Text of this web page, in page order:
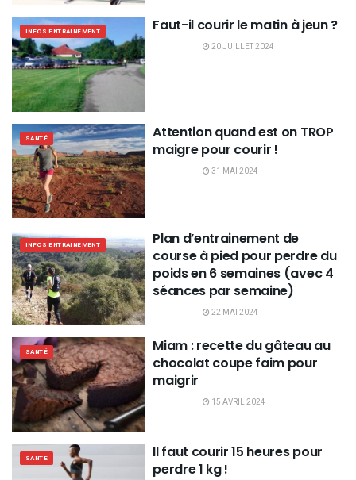
INFOS ENTRAINEMENT Faut-il courir le matin à jeun ?
20 JUILLET 2024
SANTÉ
Attention quand est on TROP
maigre pour courir !
31 MAI 2024
INFOS ENTRAINEMENT
Plan d’entrainement de
course à pied pour perdre du
poids en 6 semaines (avec 4
séances par semaine)
22 MAI 2024
SANTÉ
Miam : recette du gâteau au
chocolat coupe faim pour
maigrir
15 AVRIL 2024
SANTÉ
Il faut courir 15 heures pour
perdre 1 kg !